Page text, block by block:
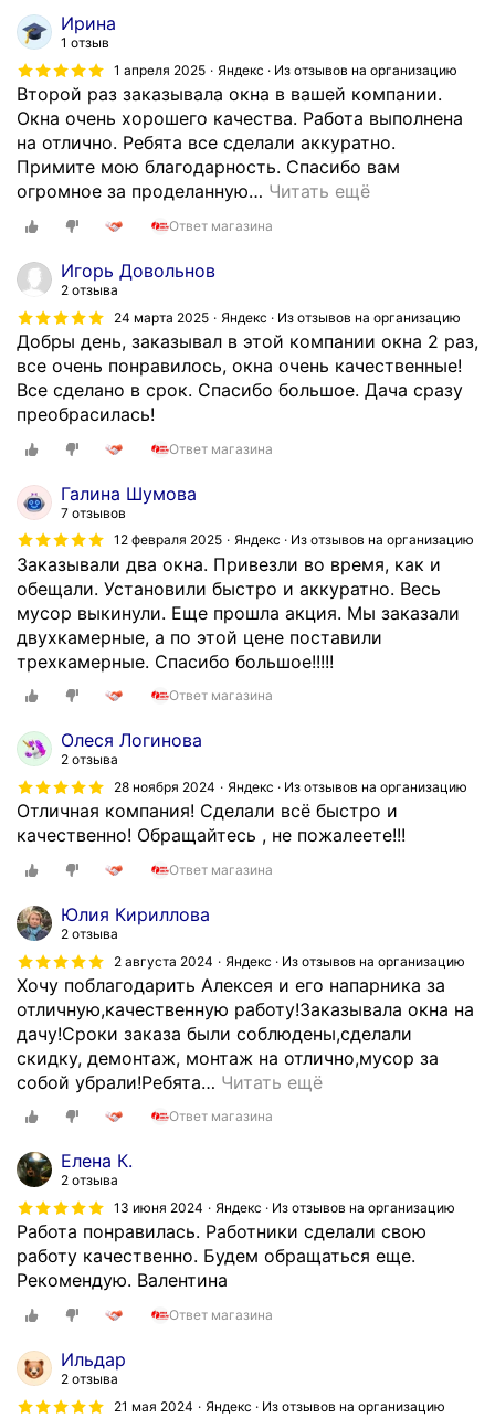
л
н
а
р
а
б
т
.
Т
р
и
р
а
а
я
п
о
з
в
о
н
и
а
р
е
ж
д
ч
м
п
р
и
е
х
ь
о
ф
и
с
в
т
о
Ирина
1 отзыв
1 апреля 2025
Яндекс · Из отзывов на организацию
Второй раз заказывала окна в вашей компании.
Окна очень хорошего качества. Работа выполнена
на отлично. Ребята все сделали аккуратно.
Примите мою благодарность. Спасибо вам
огромное за проделанную… Читать ещё
Ответ магазина
Игорь Довольнов
2 отзыва
24 марта 2025
Яндекс · Из отзывов на организацию
Добры день, заказывал в этой компании окна 2 раз,
все очень понравилось, окна очень качественные!
Все сделано в срок. Спасибо большое. Дача сразу
преобрасилась!
Ответ магазина
Галина Шумова
7 отзывов
12 февраля 2025
Яндекс · Из отзывов на организацию
Заказывали два окна. Привезли во время, как и
обещали. Установили быстро и аккуратно. Весь
мусор выкинули. Еще прошла акция. Мы заказали
двухкамерные, а по этой цене поставили
трехкамерные. Спасибо большое!!!!!
Ответ магазина
Олеся Логинова
2 отзыва
28 ноября 2024
Яндекс · Из отзывов на организацию
Отличная компания! Сделали всё быстро и
качественно! Обращайтесь , не пожалеете!!!
Ответ магазина
Юлия Кириллова
2 отзыва
2 августа 2024
Яндекс · Из отзывов на организацию
Хочу поблагодарить Алексея и его напарника за
отличную,качественную работу!Заказывала окна на
дачу!Сроки заказа были соблюдены,сделали
скидку, демонтаж, монтаж на отлично,мусор за
собой убрали!Ребята… Читать ещё
Ответ магазина
Елена К.
2 отзыва
13 июня 2024
Яндекс · Из отзывов на организацию
Работа понравилась. Работники сделали свою
работу качественно. Будем обращаться еще.
Рекомендую. Валентина
Ответ магазина
Ильдар
2 отзыва
21 мая 2024
Яндекс · Из отзывов на организацию